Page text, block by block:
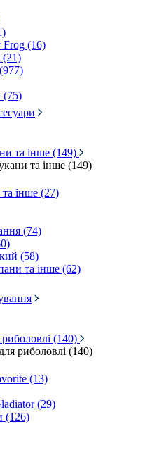
Frog (16)
(21)
(75)
та інше (149)
та інше (149)
інше (27)
(74)
(58)
та інше (62)
(140)
риболовлі (140)
(13)
(29)
(126)